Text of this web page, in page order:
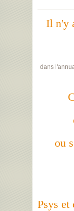
Il n'y
dans
ou
Psys et